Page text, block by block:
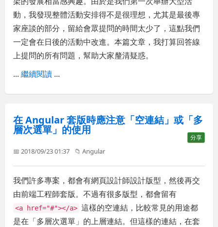
動，我發現整體活動安排得不是很理想，尤其是最後專
家座談的部分，留給會眾提問的時間太少了，這點我們
一定會在日後的活動中改進。本篇文章，我打算回答線
上提問的所有問題，幫助大家釐清疑惑。
...繼續閱讀 ...
在 Angular 套版時應注意「空連結」或「多
層次選單」的使用
分享
📅 2018/09/23 01:37 📁Angular
我們許多專案，都會有網頁設計師設計版型，然後再交
由前端工程師套版。不過有很多版型，都會留有
<a href="#"></a> 這樣的空連結，比較常見的用途都
是在「多層次選單」的上層連結。但這樣的連結，在套